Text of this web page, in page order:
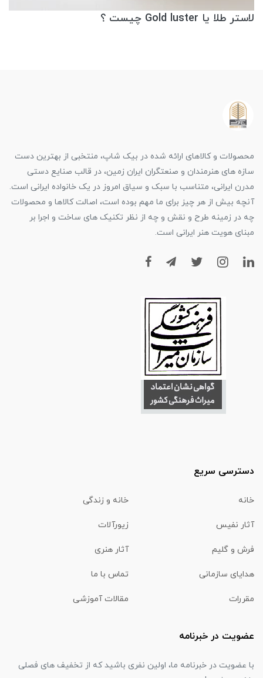
لاستر طلا یا Gold luster چیست ؟
محصولات و کالاهای ارائه شده در بیک شاپ، منتخبی از بهترین دست
سازه های هنرمندان و صنعتگران ایران زمین، در قالب صنایع دستی
مدرن ایرانی، متناسب با سبک و سیاق امروز در یک خانواده ایرانی است.
آنچه بیش از هر چیز برای ما مهم بوده است، اصالت کالاها و محصولات
چه در زمینه طرح و نقش و چه از نظر تکنیک های ساخت و اجرا بر
مبنای هویت هنر ایرانی است.
دسترسی سریع
خانه خانه و زندگی
آثار نفیس زیورآلات
فرش و گلیم آثار هنری
هدایای سازمانی تماس با ما
مقررات مقالات آموزشی
عضویت در خبرنامه
با عضویت در خبرنامه ما، اولین نفری باشید که از تخفیف های فصلی